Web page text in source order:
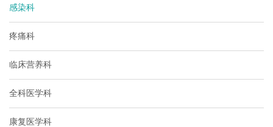
感染科
疼痛科
临床营养科
全科医学科
康复医学科